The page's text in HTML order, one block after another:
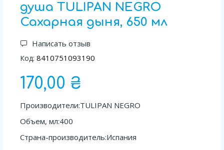
душа TULIPAN NEGRO
Сахарная дыня, 650 мл
Написать отзыв
Код: 8410751093190
170,00 ₴
Производители:TULIPAN NEGRO
Объем, мл:400
Страна-производитель:Испания